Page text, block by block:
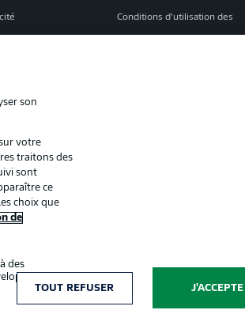
Conditions d’utilisation des
Affichage
son
votre
traitons des
sont
ce
choix que
de
des
de
J'ACCEPTE
TOUT REFUSER